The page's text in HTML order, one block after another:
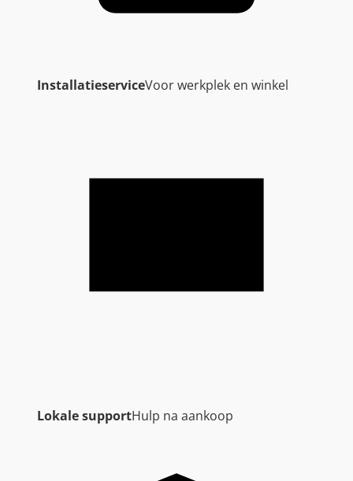
InstallatieserviceVoor werkplek en winkel
Lokale supportHulp na aankoop